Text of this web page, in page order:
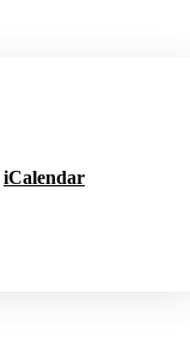
iCalendar